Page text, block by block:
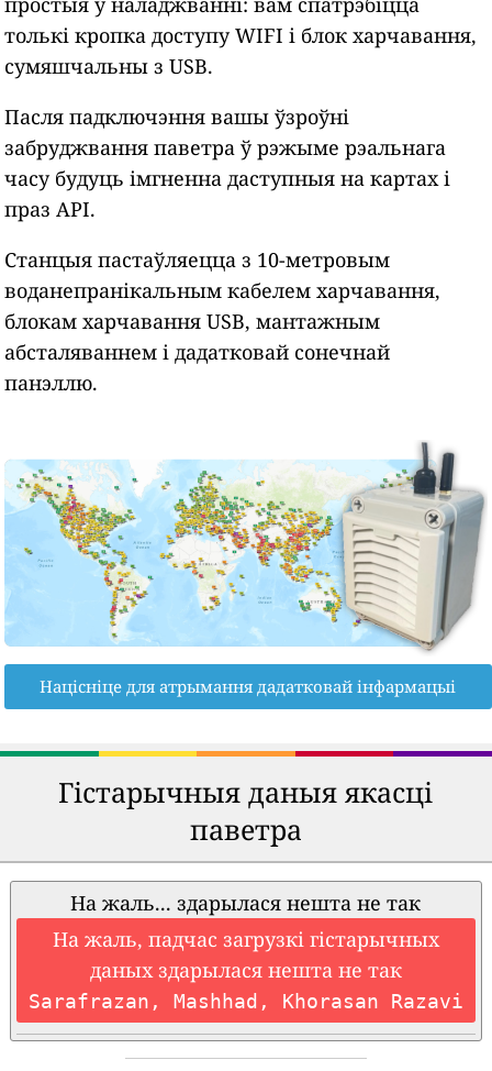
толькі кропка доступу WIFI і блок харчавання,
сумяшчальны з USB.
Пасля падключэння вашы ўзроўні
забруджвання паветра ў рэжыме рэальнага
часу будуць імгненна даступныя на картах і
праз API.
Станцыя пастаўляецца з 10-метровым
воданепранікальным кабелем харчавання,
блокам харчавання USB, мантажным
абсталяваннем і дадатковай сонечнай
панэллю.
Націсніце для атрымання дадатковай інфармацыі
Гістарычныя даныя якасці
паветра
На жаль... здарылася нешта не так
На жаль, падчас загрузкі гістарычных
даных здарылася нешта не так
Sarafrazan, Mashhad, Khorasan Razavi